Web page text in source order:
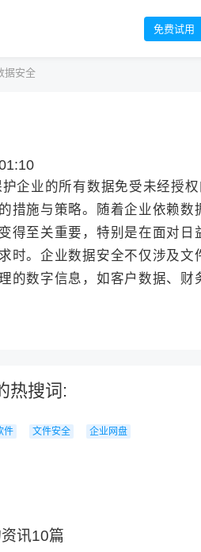
免费试用
据安全
企业的所有数据免受未经授
措施与策略。随着企业依赖数
得至关重要，特别是在面对日
时。企业数据安全不仅涉及文
的数字信息，如客户数据、财
热搜词:
件 文件安全 企业网盘
讯10篇